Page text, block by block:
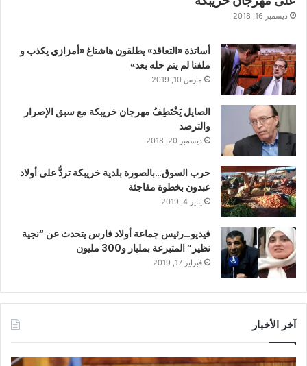
ديسمبر 16, 2018
أساتذة «التعاقد» يطلقون هاشتاغ «أمزازي يكذب و
ملفنا لم يتم حله بعد»
مارس 10, 2019
الصايل يَخْتَطِفُ مهرجان خريبكة مع سبق الإصرار
والترصد
ديسمبر 20, 2018
حرب السوق…بالصورة بلدية خريبكة تردُّ على أولاد
عبدون بخطوة مفاجئة
يناير 4, 2019
فيديو…رئيس جماعة أولاد فارس يتحدث عن “نجية
نظير” المتبرعة بمليار و300 مليون
فبراير 17, 2019
آخر الأخبار